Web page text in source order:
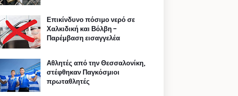
Επικίνδυνο πόσιμο νερό σε
Χαλκιδική και Βόλβη -
Παρέμβαση εισαγγελέα
Αθλητές από την Θεσσαλονίκη,
στέφθηκαν Παγκόσμιοι
πρωταθλητές